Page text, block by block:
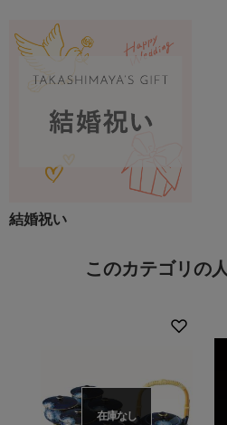
結婚祝い
このカテゴリの
在庫なし